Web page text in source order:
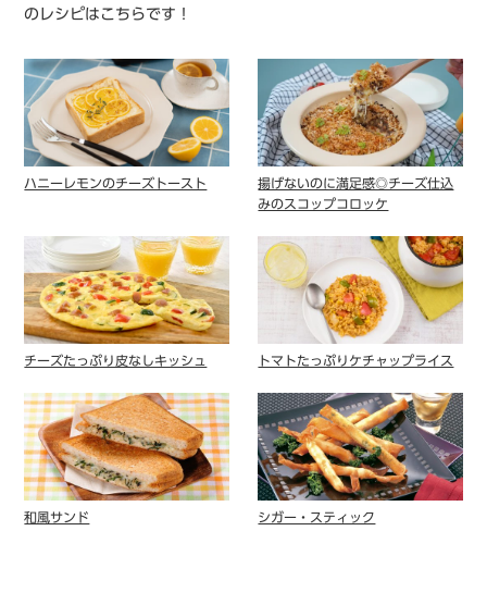
のレシピはこちらです！
ハニーレモンのチーズトースト
揚げないのに満足感◎チーズ仕込
みのスコップコロッケ
チーズたっぷり⽪なしキッシュ トマトたっぷりケチャップライス
和風サンド シガー・スティック